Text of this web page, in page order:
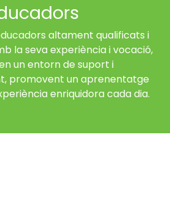
altament qualificats i
la seva experiència i vocació,
un entorn de suport i
promovent un aprenentatge
enriquidora cada dia.